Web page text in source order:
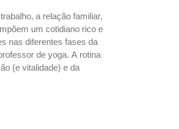
a relação familiar,
um cotidiano rico e
nas diferentes fases da
de yoga. A rotina
(e vitalidade) e da